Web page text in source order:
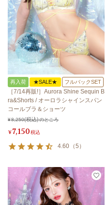
再入荷 ★SALE★ フルバックSET
［7/14再販!］Aurora Shine Sequin B
ra&Shorts / オーロラシャインスパン
コールブラ＆ショーツ
¥8,250 のところ
¥7,150税込
4.60 （5 ）